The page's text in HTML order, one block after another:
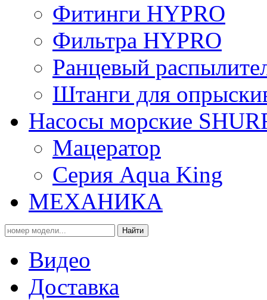
Фитинги HYPRO
Фильтрa HYPRO
Ранцевый
Штанги для
Насосы морские
Мацератор
Серия Aqua King
МЕХАНИКА
Найти
Видео
Доставка